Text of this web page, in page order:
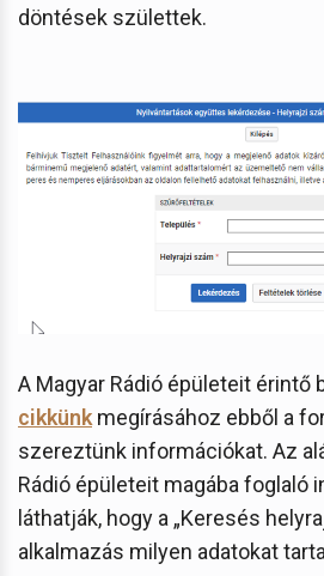
döntések születtek.
A Magyar Rádió épületeit érintő
cikkünk megírásához ebből a
szereztünk információkat. Az
Rádió épületeit magába foglaló
láthatják, hogy a „Keresés
alkalmazás milyen adatokat